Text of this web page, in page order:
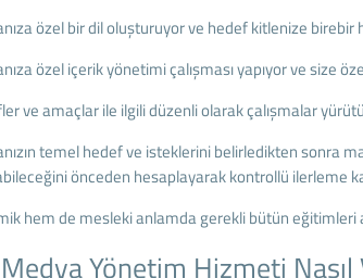
özel bir dil oluşturuyor ve hedef kitlenize
özel içerik yönetimi çalışması yapıyor ve size
ve amaçlar ile ilgili düzenli olarak çalışmalar
temel hedef ve isteklerini belirledikten sonra
önceden hesaplayarak kontrollü ilerleme
hem de mesleki anlamda gerekli bütün
Yönetim Hizmeti Nasıl